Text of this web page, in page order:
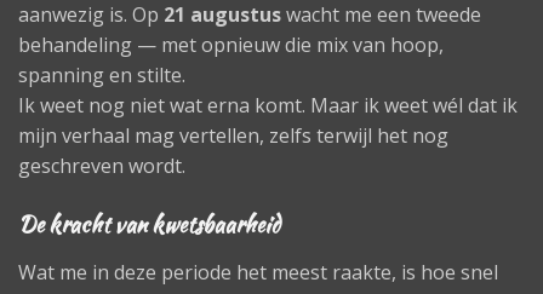
aanwezig is. Op 21 augustuswacht me een tweede
behandeling — met opnieuw die mix van hoop,
spanning en stilte.
Ik weet nog niet wat erna komt. Maar ik weet wél dat ik
mijn verhaal mag vertellen, zelfs terwijl het nog
geschreven wordt.
De kracht van kwetsbaarheid
Wat me in deze periode het meest raakte, is hoe snel